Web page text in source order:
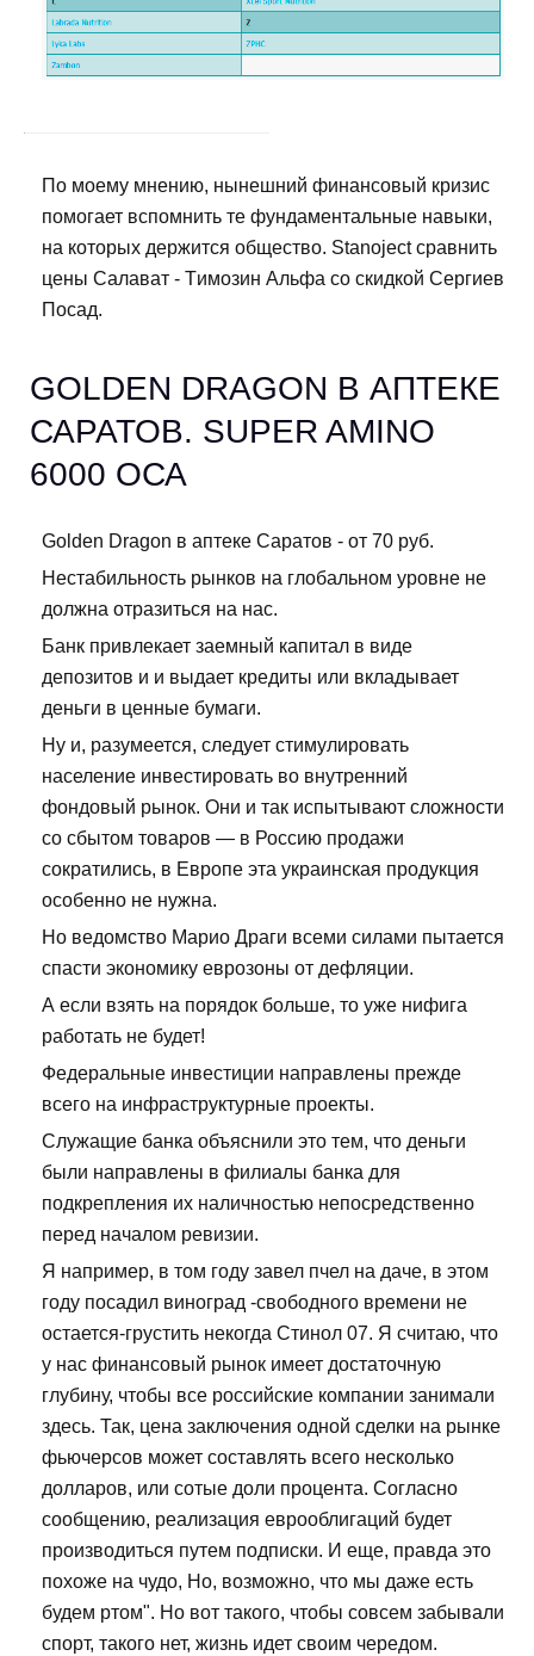
По моему мнению, нынешний финансовый кризис
помогает вспомнить те фундаментальные навыки,
на которых держится общество. Stanoject сравнить
цены Салават - Tимозин Альфа со скидкой Сергиев
Посад.
GOLDEN DRAGON В АПТЕКЕ
САРАТОВ. SUPER AMINO
6000 ОСА
Golden Dragon в аптеке Саратов - от 70 руб.
Нестабильность рынков на глобальном уровне не
должна отразиться на нас.
Банк привлекает заемный капитал в виде
депозитов и и выдает кредиты или вкладывает
деньги в ценные бумаги.
Ну и, разумеется, следует стимулировать
население инвестировать во внутренний
фондовый рынок. Они и так испытывают сложности
со сбытом товаров — в Россию продажи
сократились, в Европе эта украинская продукция
особенно не нужна.
Но ведомство Марио Драги всеми силами пытается
спасти экономику еврозоны от дефляции.
А если взять на порядок больше, то уже нифига
работать не будет!
Федеральные инвестиции направлены прежде
всего на инфраструктурные проекты.
Служащие банка объяснили это тем, что деньги
были направлены в филиалы банка для
подкрепления их наличностью непосредственно
перед началом ревизии.
Я например, в том году завел пчел на даче, в этом
году посадил виноград -свободного времени не
остается-грустить некогда Стинол 07. Я считаю, что
у нас финансовый рынок имеет достаточную
глубину, чтобы все российские компании занимали
здесь. Так, цена заключения одной сделки на рынке
фьючерсов может составлять всего несколько
долларов, или сотые доли процента. Согласно
сообщению, реализация еврооблигаций будет
производиться путем подписки. И еще, правда это
похоже на чудо, Но, возможно, что мы даже есть
будем ртом". Но вот такого, чтобы совсем забывали
спорт, такого нет, жизнь идет своим чередом.